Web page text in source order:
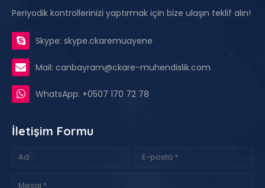
Periyodik kontrollerinizi yaptırmak için bize ulaşın teklif alın!
Skype: skype.ckaremuayene
Mail: canbayram@ckare-muhendislik.com
WhatsApp: +0507 170 72 78
İletişim Formu